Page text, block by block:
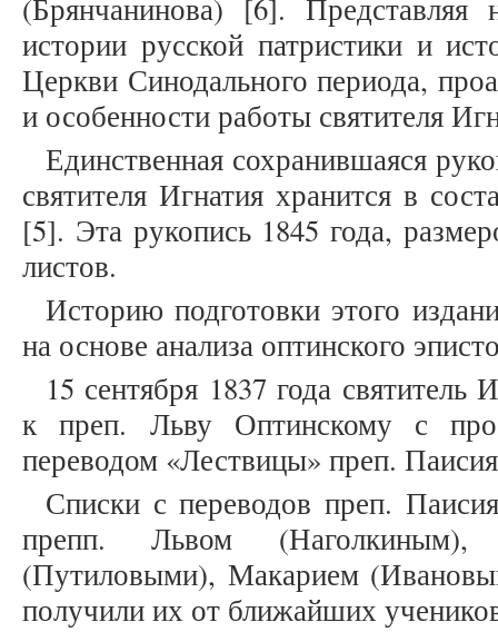
(Брянчанинова) [6]. Представляя
истории русской патристики и
Церкви Синодального периода,
и особенности работы святителя
Единственная сохранившаяся
святителя Игнатия хранится в
[5]. Эта рукопись 1845 года,
листов.
Историю подготовки этого
на основе анализа оптинского
15 сентября 1837 года святитель
к преп. Льву Оптинскому с
переводом «Лествицы» преп.
Списки с переводов преп.
препп. Львом
(Путиловыми), Макарием
получили их от ближайших